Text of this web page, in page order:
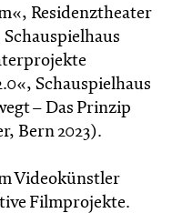
Residenztheater
Schauspielhaus
– Das Prinzip
Bern 2023).
Videokünstler
Filmprojekte.